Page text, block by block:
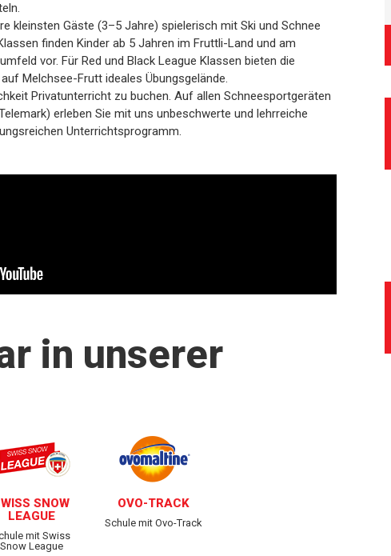
kleinsten Gäste (3–5 Jahre) spielerisch mit Ski und Schnee
finden Kinder ab 5 Jahren im Fruttli-Land und am
vor. Für Red und Black League Klassen bieten die
Melchsee-Frutt ideales Übungsgelände.
Privatunterricht zu buchen. Auf allen Schneesportgeräten
erleben Sie mit uns unbeschwerte und lehrreiche
Unterrichtsprogramm.
in unserer
SNOW
LEAGUE
mit Swiss
Snow League
OVO-TRACK
Schule mit Ovo-Track